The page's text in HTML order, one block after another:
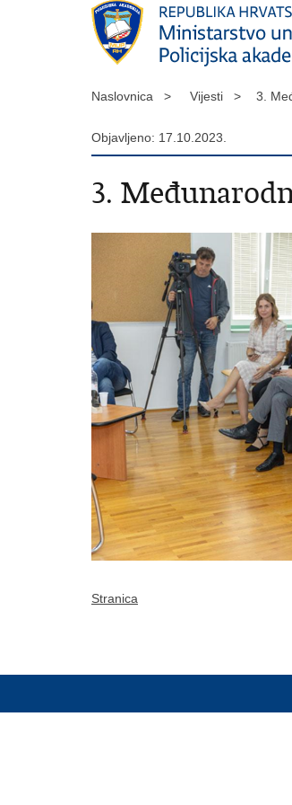
Naslovnica > Vijesti > 3.
Objavljeno: 17.10.2023.
3.
Stranica